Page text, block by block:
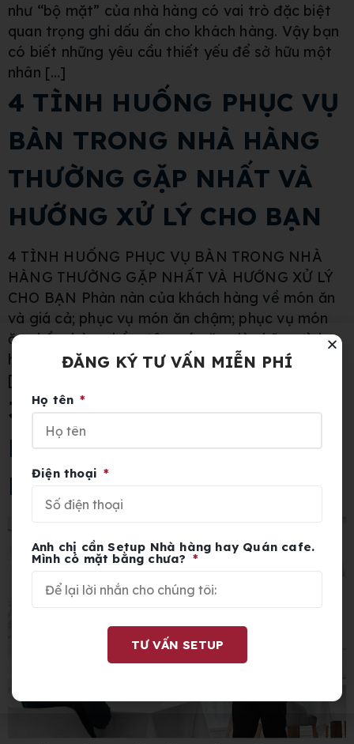
như “bộ mặt” của nhà hàng có vai trò đặc biệt
quan trọng ghi dấu ấn cho khách hàng. Vậy bạn
có biết những yêu cầu thiết yếu để sở hữu một
nhân […]
4 TÌNH HUỐNG PHỤC VỤ
BÀN TRONG NHÀ HÀNG
THƯỜNG GẶP NHẤT VÀ
HƯỚNG XỬ LÝ CHO BẠN
4 TÌNH HUỐNG PHỤC VỤ BÀN TRONG NHÀ
HÀNG THƯỜNG GẶP NHẤT VÀ HƯỚNG XỬ LÝ
CHO BẠN Phàn nàn của khách hàng về món ăn
và giá cả; phục vụ món ăn chậm; phục vụ món
ăn nhầm bàn, nhầm tên món ăn;…là những tình
huống phục vụ bàn trong nhà hàng thường gặp
[…]
3 KIẾN THỨC THIẾT YẾU
NHÂN VIÊN PHỤC VỤ
BÀN CẦN TRANG BỊ
ĐĂNG KÝ TƯ VẤN MIỄN PHÍ
Họ tên
Điện thoại
Anh chị cần Setup Nhà hàng hay Quán cafe.
Mình có mặt bằng chưa?
TƯ VẤN SETUP